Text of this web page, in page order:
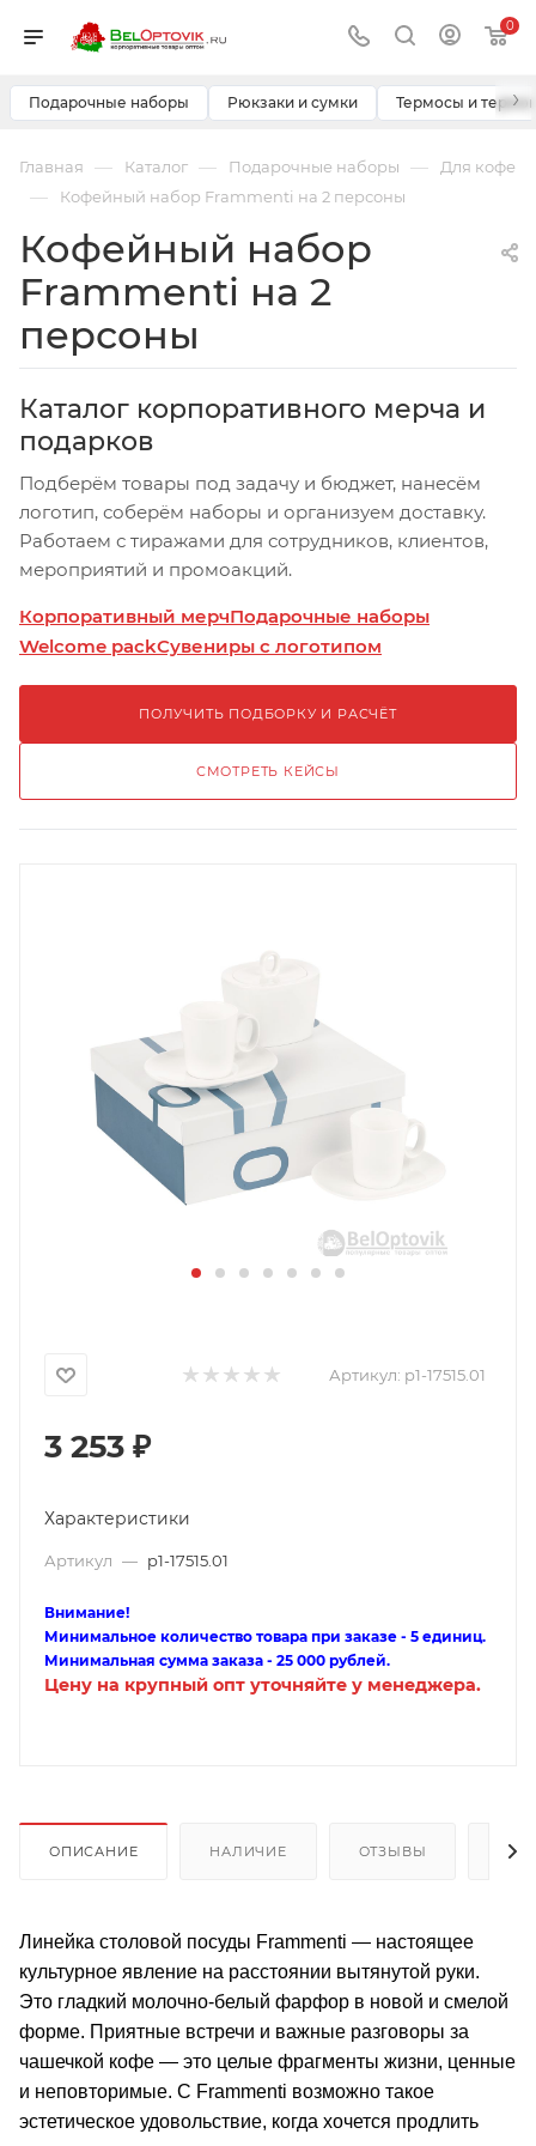
0
Подарочные наборы Рюкзаки и сумки Термосы и ›
Главная — Каталог — Подарочные наборы — Для кофе
— Кофейный набор Frammenti на 2 персоны
Кофейный набор
Frammenti на 2
персоны
Каталог корпоративного мерча и
подарков
Подберём товары под задачу и бюджет, нанесём
логотип, соберём наборы и организуем доставку.
Работаем с тиражами для сотрудников, клиентов,
мероприятий и промоакций.
Корпоративный мерчПодарочные наборы
Welcome packСувениры с логотипом
ПОЛУЧИТЬ ПОДБОРКУ И РАСЧЁТ
СМОТРЕТЬ КЕЙСЫ
Артикул: p1-17515.01
3 253 ₽
Характеристики
Артикул — p1-17515.01
Внимание!
Минимальное количество товара при заказе - 5 единиц.
Минимальная сумма заказа - 25 000 рублей.
Цену на крупный опт уточняйте у менеджера.
ОПИСАНИЕ НАЛИЧИЕ ОТЗЫВЫ
Линейка столовой посуды Frammenti — настоящее
культурное явление на расстоянии вытянутой руки.
Это гладкий молочно-белый фарфор в новой и смелой
форме. Приятные встречи и важные разговоры за
чашечкой кофе — это целые фрагменты жизни, ценные
и неповторимые. С Frammenti возможно такое
эстетическое удовольствие, когда хочется продлить